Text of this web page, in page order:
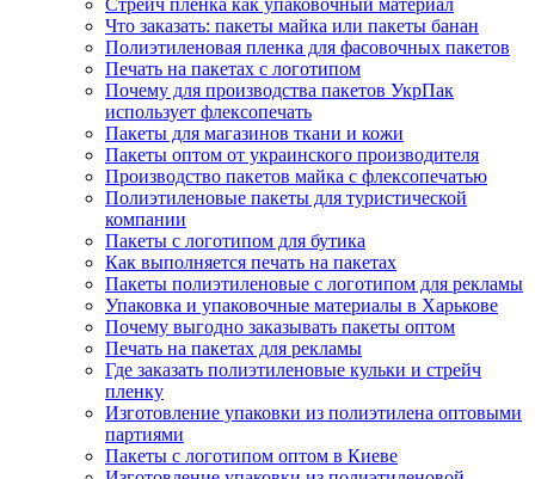
Что заказать: пакеты майка или пакеты банан
Полиэтиленовая пленка для фасовочных пакетов
Печать на пакетах с логотипом
Почему для производства пакетов УкрПак
использует флексопечать
Пакеты для магазинов ткани и кожи
Пакеты оптом от украинского производителя
Производство пакетов майка с флексопечатью
Полиэтиленовые пакеты для туристической
компании
Пакеты с логотипом для бутика
Как выполняется печать на пакетах
Пакеты полиэтиленовые с логотипом для рекламы
Упаковка и упаковочные материалы в Харькове
Почему выгодно заказывать пакеты оптом
Печать на пакетах для рекламы
Где заказать полиэтиленовые кульки и стрейч
пленку
Изготовление упаковки из полиэтилена оптовыми
партиями
Пакеты с логотипом оптом в Киеве